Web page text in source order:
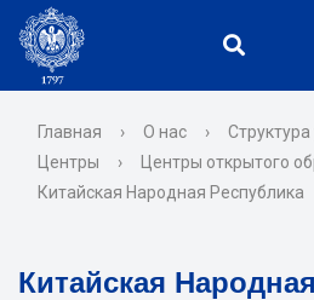
Главная › О нас ›
Центры
› Центры открытого
Китайская Народная Республика
Китайская